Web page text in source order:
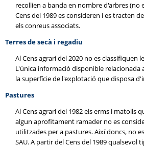
recollien a banda en nombre d'arbres (no
Cens del 1989 es consideren i es tracten
els conreus associats.
Terres de secà i regadiu
Al Cens agrari del 2020 no es classifiquen
L'única informació disponible relacionada
la superfície de l'explotació que disposa
Pastures
Al Cens agrari del 1982 els erms i matolls
algun aprofitament ramader no es
utilitzades per a pastures. Així doncs, no
SAU. A partir del Cens del 1989 qualsevol